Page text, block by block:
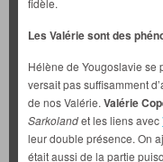
fidèle.
Les Valérie sont des
Hélène de Yougoslavie se
versait pas suffisamment
de nos Valérie. Valérie
Sarkolandet les liens avec
leur double présence. On
était aussi de la partie